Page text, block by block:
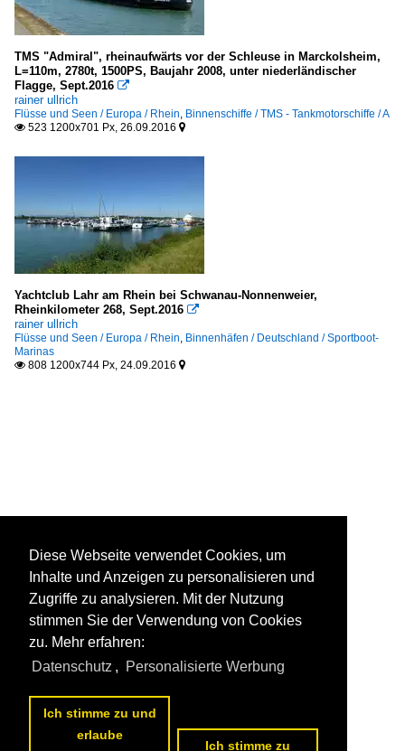
TMS "Admiral", rheinaufwärts vor der Schleuse in Marckolsheim,
L=110m, 2780t, 1500PS, Baujahr 2008, unter niederländischer
Flagge, Sept.2016 
rainer ullrich
Flüsse und Seen / Europa / Rhein, Binnenschiffe / TMS - Tankmotorschiffe / A
 523 1200x701 Px, 26.09.2016 
Yachtclub Lahr am Rhein bei Schwanau-Nonnenweier,
Rheinkilometer 268, Sept.2016 
rainer ullrich
Flüsse und Seen / Europa / Rhein, Binnenhäfen / Deutschland / Sportboot-
Marinas
 808 1200x744 Px, 24.09.2016 
Diese Webseite verwendet Cookies, um
Inhalte und Anzeigen zu personalisieren und
Zugriffe zu analysieren. Mit der Nutzung
stimmen Sie der Verwendung von Cookies
zu. Mehr erfahren:
Datenschutz , Personalisierte Werbung
Ich stimme zu und
erlaube
Ich stimme zu